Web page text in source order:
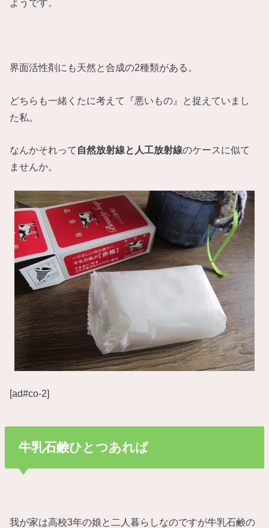
ようです。
界面活性剤にも天然と合成の2種類がある。
どちらも一緒くたに考えて『悪いもの』と捉えていまし
た私。
なんかそれって 自然放射線と人工放射線のケースに似て
ませんか。
[ad#co-2]
牛乳石鹸ひとつあれば
我が家は高校3年の娘と二人暮らしなのですが牛乳石鹸の